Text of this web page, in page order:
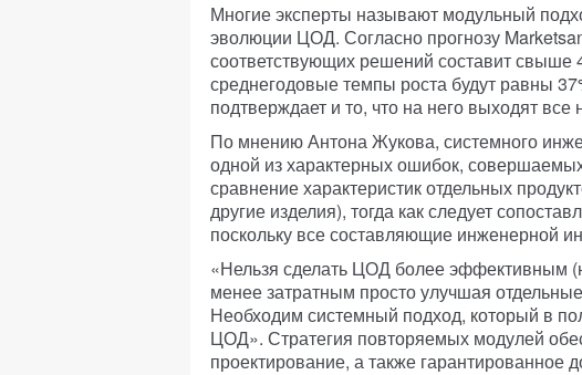
Многие эксперты называют модульный
эволюции ЦОД. Согласно прогнозу
соответствующих решений составит свыше
среднегодовые темпы роста будут равны
подтверждает и то, что на него выходят
По мнению Антона Жукова, системного
одной из характерных ошибок,
сравнение характеристик отдельных
другие изделия), тогда как следует
поскольку все составляющие инженерной
«Нельзя сделать ЦОД более эффективным
менее затратным просто улучшая
Необходим системный подход, который в
ЦОД». Стратегия повторяемых модулей
проектирование, а также гарантированное